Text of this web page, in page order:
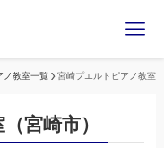
ノ教室一覧 宮崎プエルトピアノ教室
宮崎市）